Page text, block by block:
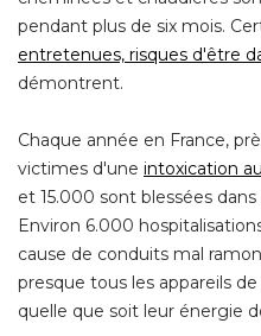
pendant plus de six mois.
entretenues, risques d'être
démontrent.
Chaque année en France,
victimes d'une intoxication
et 15.000 sont blessées dans
Environ 6.000
cause de conduits mal
presque tous les appareils
quelle que soit leur énergie